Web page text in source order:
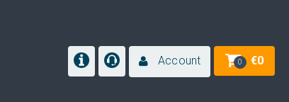
Account 0 €0